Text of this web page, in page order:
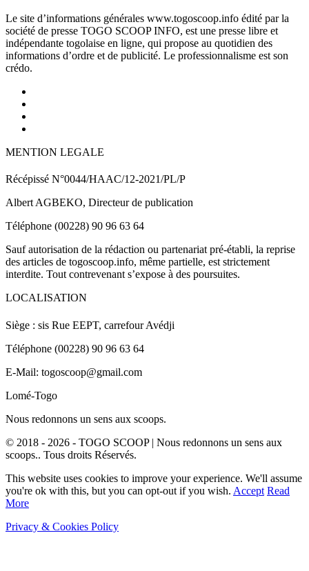
Le site d’informations générales www.togoscoop.info édité par la
société de presse TOGO SCOOP INFO, est une presse libre et
indépendante togolaise en ligne, qui propose au quotidien des
informations d’ordre et de publicité. Le professionnalisme est son
crédo.
MENTION LEGALE
Récépissé N°0044/HAAC/12-2021/PL/P
Albert AGBEKO, Directeur de publication
Téléphone (00228) 90 96 63 64
Sauf autorisation de la rédaction ou partenariat pré-établi, la reprise
des articles de togoscoop.info, même partielle, est strictement
interdite. Tout contrevenant s’expose à des poursuites.
LOCALISATION
Siège : sis Rue EEPT, carrefour Avédji
Téléphone (00228) 90 96 63 64
E-Mail: togoscoop@gmail.com
Lomé-Togo
Nous redonnons un sens aux scoops.
© 2018 - 2026 - TOGO SCOOP | Nous redonnons un sens aux
scoops.. Tous droits Réservés.
This website uses cookies to improve your experience. We'll assume
you're ok with this, but you can opt-out if you wish. Accept Read
More
Privacy & Cookies Policy